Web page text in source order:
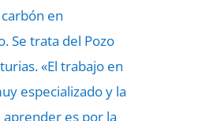
en
Se trata del Pozo
«El trabajo en
especializado y la
es por la